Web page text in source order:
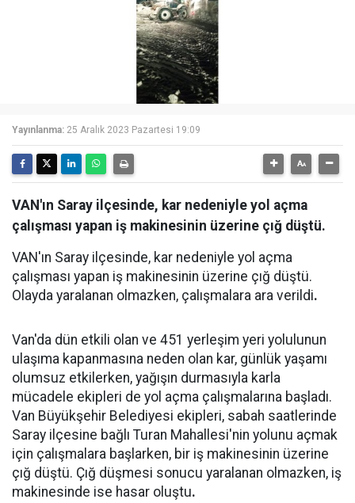
Yayınlanma: 25 Aralık 2023 Pazartesi 19:09
VAN'ın Saray ilçesinde, kar nedeniyle yol açma
çalışması yapan iş makinesinin üzerine çığ düştü.
VAN'ın Saray ilçesinde, kar nedeniyle yol açma
çalışması yapan iş makinesinin üzerine çığ düştü.
Olayda yaralanan olmazken, çalışmalara ara verildi.
Van'da dün etkili olan ve 451 yerleşim yeri yolulunun
ulaşıma kapanmasına neden olan kar, günlük yaşamı
olumsuz etkilerken, yağışın durmasıyla karla
mücadele ekipleri de yol açma çalışmalarına başladı.
Van Büyükşehir Belediyesi ekipleri, sabah saatlerinde
Saray ilçesine bağlı Turan Mahallesi'nin yolunu açmak
için çalışmalara başlarken, bir iş makinesinin üzerine
çığ düştü. Çığ düşmesi sonucu yaralanan olmazken, iş
makinesinde ise hasar oluştu.